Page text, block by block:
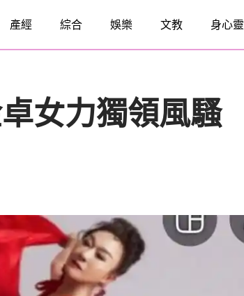
產經 綜合 娛樂 文教 身心靈
女力獨領風騷